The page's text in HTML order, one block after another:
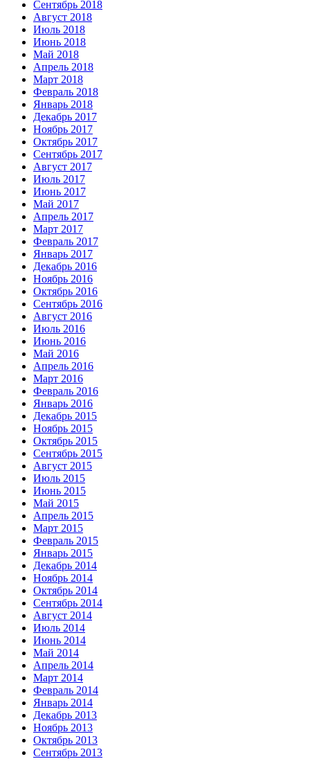
Сентябрь 2018
Август 2018
Июль 2018
Июнь 2018
Май 2018
Апрель 2018
Март 2018
Февраль 2018
Январь 2018
Декабрь 2017
Ноябрь 2017
Октябрь 2017
Сентябрь 2017
Август 2017
Июль 2017
Июнь 2017
Май 2017
Апрель 2017
Март 2017
Февраль 2017
Январь 2017
Декабрь 2016
Ноябрь 2016
Октябрь 2016
Сентябрь 2016
Август 2016
Июль 2016
Июнь 2016
Май 2016
Апрель 2016
Март 2016
Февраль 2016
Январь 2016
Декабрь 2015
Ноябрь 2015
Октябрь 2015
Сентябрь 2015
Август 2015
Июль 2015
Июнь 2015
Май 2015
Апрель 2015
Март 2015
Февраль 2015
Январь 2015
Декабрь 2014
Ноябрь 2014
Октябрь 2014
Сентябрь 2014
Август 2014
Июль 2014
Июнь 2014
Май 2014
Апрель 2014
Март 2014
Февраль 2014
Январь 2014
Декабрь 2013
Ноябрь 2013
Октябрь 2013
Сентябрь 2013